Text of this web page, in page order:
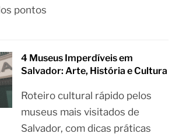
pontos
4 Museus Imperdíveis em
Salvador: Arte, História e Cultura
Roteiro cultural rápido pelos
museus mais visitados de
Salvador, com dicas práticas